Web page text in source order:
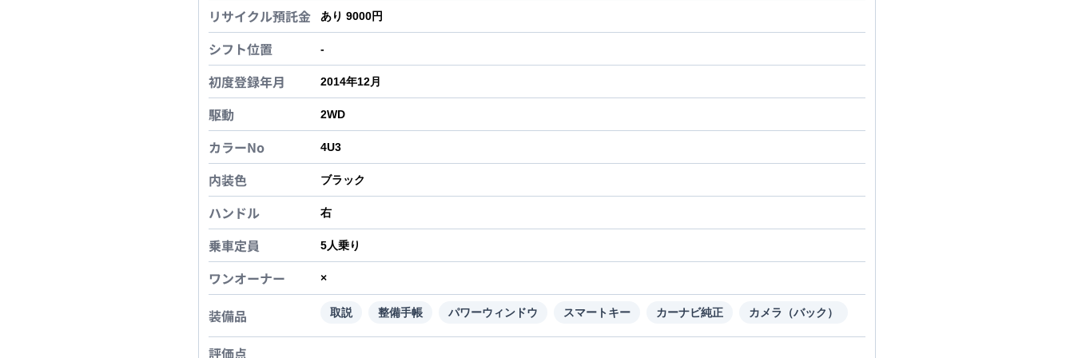
リサイクル預託金 あり 9000円
シフト位置 -
初度登録年月 2014年12月
駆動 2WD
カラーNo 4U3
内装色 ブラック
ハンドル 右
乗車定員 5人乗り
ワンオーナー ×
装備品 取説 整備手帳 パワーウィンドウ スマートキー カーナビ純正 カメラ（バック）
評価点